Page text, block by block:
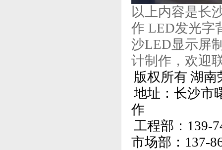
以上内容是长
作 LED发光字
沙LED显示屏
计制作，欢迎
版权所有 湖
地址：长沙市
作
工程部：139-
市场部：137-